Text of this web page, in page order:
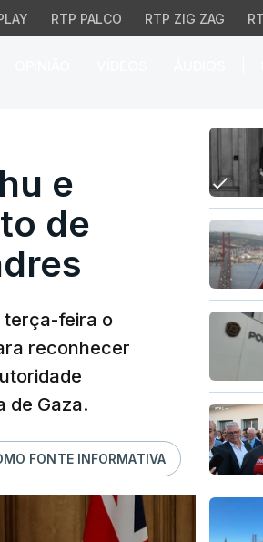
RTP PALCO RTP ZIG ZAG
e Abbas
e
de
terça-feira o
reconhecer
de Gaza.
FONTE INFORMATIVA